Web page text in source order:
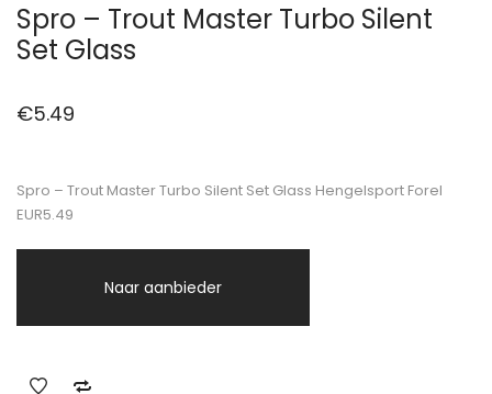
Spro – Trout Master Turbo Silent
Set Glass
€5.49
Spro – Trout Master Turbo Silent Set Glass Hengelsport Forel
EUR5.49
Naar aanbieder